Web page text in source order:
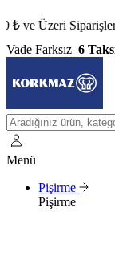
Siparişlerde
Vade Farksız 6
Menü
Pişirme
Pişirme